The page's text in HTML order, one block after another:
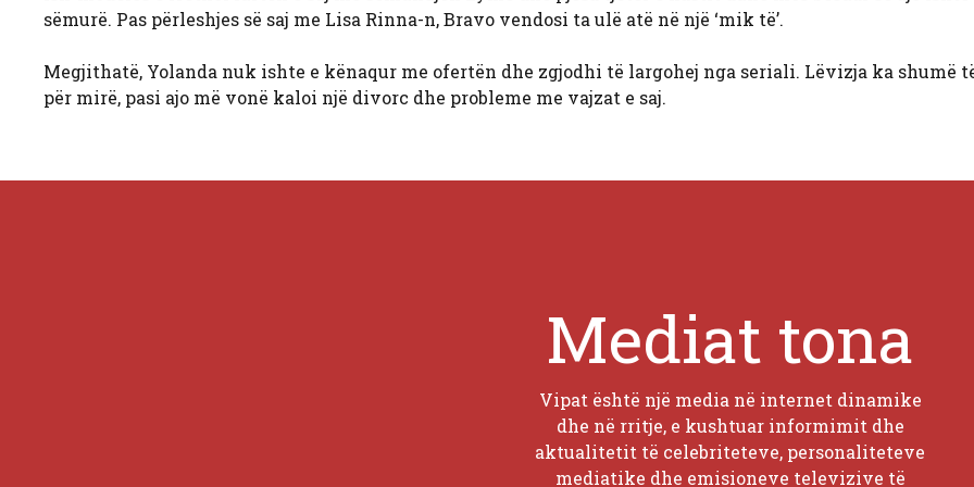
sëmurë. Pas përleshjes së saj me Lisa Rinna-n, Bravo vendosi ta ulë atë në një ‘mik të’.
Megjithatë, Yolanda nuk ishte e kënaqur me ofertën dhe zgjodhi të largohej nga seriali. Lëvizja ka shumë
për mirë, pasi ajo më vonë kaloi një divorc dhe probleme me vajzat e saj.
Mediat tona
Vipat është një media në internet dinamike
dhe në rritje, e kushtuar informimit dhe
aktualitetit të celebriteteve, personaliteteve
mediatike dhe emisioneve televizive të